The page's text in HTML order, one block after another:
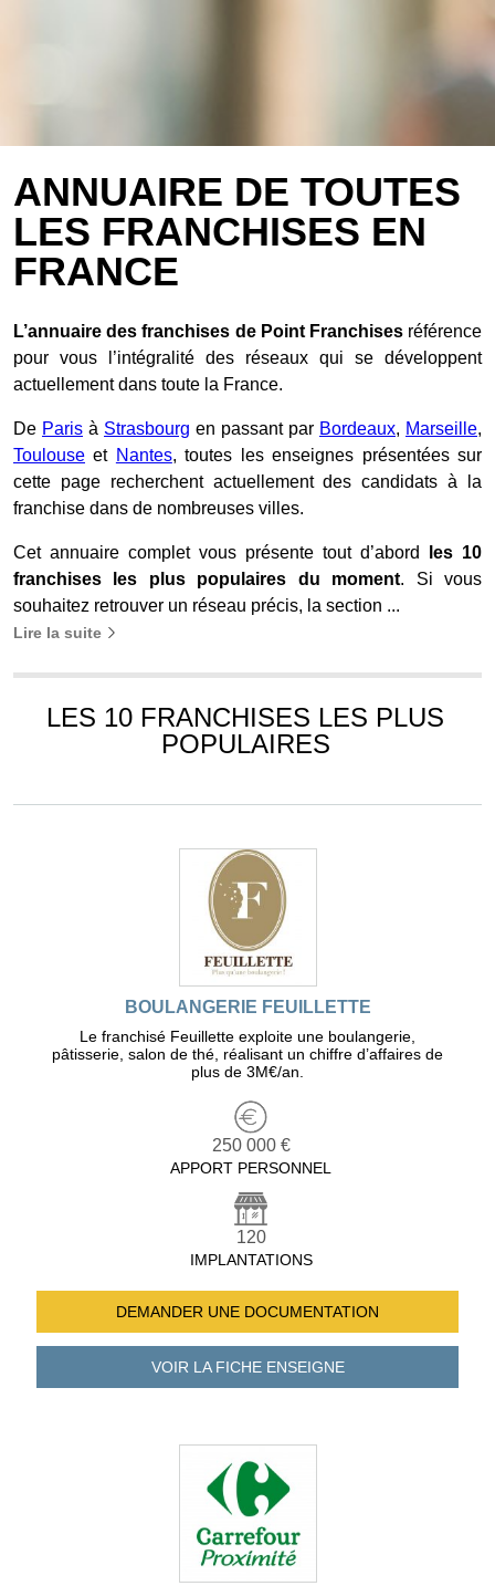
ANNUAIRE DE TOUTES
LES FRANCHISES EN
FRANCE
L’annuaire des franchises de Point Franchisesréférence
pour vous l’intégralité des réseaux qui se développent
actuellement dans toute la France.
De Paris à Strasbourg en passant par Bordeaux, Marseille,
Toulouse et Nantes, toutes les enseignes présentées sur
cette page recherchent actuellement des candidats à la
franchise dans de nombreuses villes.
Cet annuaire complet vous présente tout d’abord
les 10
franchises les plus populaires du moment. Si vous
souhaitez retrouver un réseau précis, la section ...
Lire la suite
LES 10 FRANCHISES LES PLUS
POPULAIRES
BOULANGERIE FEUILLETTE
Le franchisé Feuillette exploite une boulangerie,
pâtisserie, salon de thé, réalisant un chiffre d’affaires de
plus de 3M€/an.
250 000 €
APPORT PERSONNEL
120
IMPLANTATIONS
DEMANDER UNE DOCUMENTATION
VOIR LA FICHEENSEIGNE